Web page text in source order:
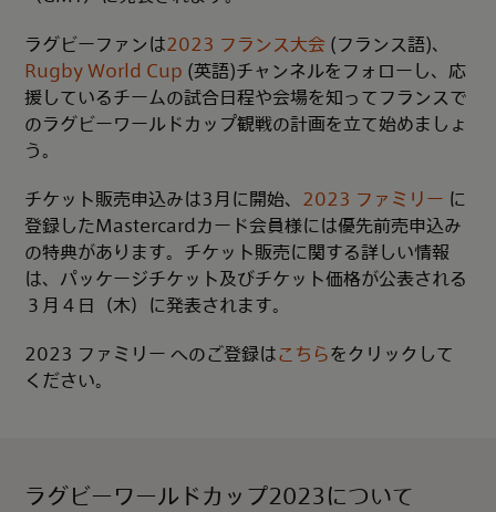
ラグビーファンは2023 フランス大会 (フランス語)、
Rugby World Cup (英語)チャンネルをフォローし、応
援しているチームの試合日程や会場を知ってフランスで
のラグビーワールドカップ観戦の計画を立て始めましょ
う。
チケット販売申込みは3月に開始、 2023 ファミリー に
登録したMastercardカード会員様には優先前売申込み
の特典があります。チケット販売に関する詳しい情報
は、パッケージチケット及びチケット価格が公表される
３月４日（木）に発表されます。
2023 ファミリー へのご登録はこちらをクリックして
ください。
ラグビーワールドカップ2023について